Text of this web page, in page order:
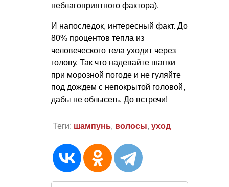
неблагоприятного фактора).
И напоследок, интересный факт. До
80% процентов тепла из
человеческого тела уходит через
голову. Так что надевайте шапки
при морозной погоде и не гуляйте
под дождем с непокрытой головой,
дабы не облысеть. До встречи!
Теги: шампунь, волосы, уход